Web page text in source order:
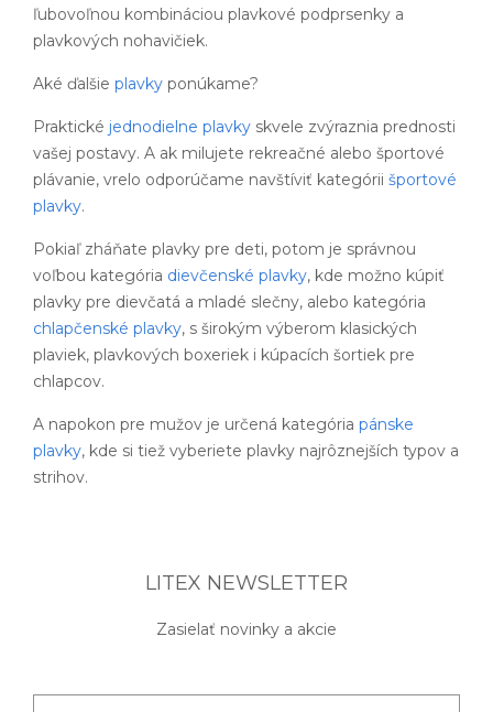
ľubovoľnou kombináciou plavkové podprsenky a
plavkových nohavičiek.
Aké ďalšie plavky ponúkame?
Praktické jednodielne plavky skvele zvýraznia prednosti
vašej postavy. A ak milujete rekreačné alebo športové
plávanie, vrelo odporúčame navštíviť kategórii športové
plavky.
Pokiaľ zháňate plavky pre deti, potom je správnou
voľbou kategória dievčenské plavky, kde možno kúpiť
plavky pre dievčatá a mladé slečny, alebo kategória
chlapčenské plavky, s širokým výberom klasických
plaviek, plavkových boxeriek i kúpacích šortiek pre
chlapcov.
A napokon pre mužov je určená kategória pánske
plavky, kde si tiež vyberiete plavky najrôznejších typov a
strihov.
LITEX NEWSLETTER
Zasielať novinky a akcie